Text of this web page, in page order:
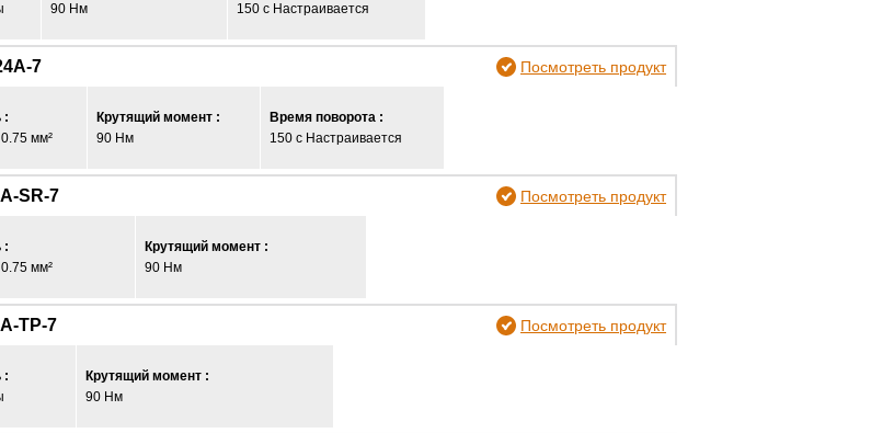
90 Нм
150 с Настраивается
7 Посмотреть продукт
:
мм²
Крутящий момент :
90 Нм
Время поворота :
150 с Настраивается
SR-7 Посмотреть продукт
:
мм²
Крутящий момент :
90 Нм
TP-7 Посмотреть продукт
:
Крутящий момент :
90 Нм